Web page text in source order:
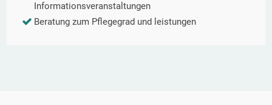
Informationsveranstaltungen
Beratung zum Pflegegrad und leistungen